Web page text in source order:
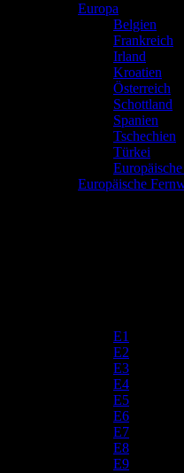
Europa
Belgien
Frankreich
Irland
Kroatien
Österreich
Schottland
Spanien
Tschechien
Türkei
Europäische
E1
E2
E3
E4
E5
E6
E7
E8
E9